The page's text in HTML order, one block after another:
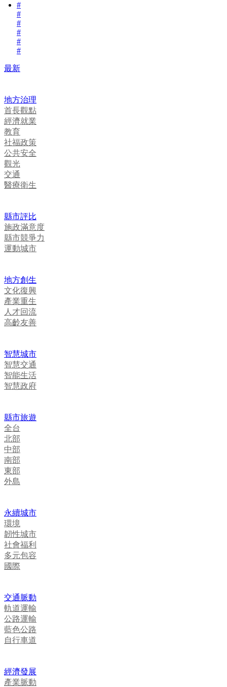
#
#
#
#
#
#
最新
地方治理
首長觀點
經濟就業
教育
社福政策
公共安全
觀光
交通
醫療衛生
縣市評比
施政滿意度
縣市競爭力
運動城市
地方創生
文化復興
產業重生
人才回流
高齡友善
智慧城市
智慧交通
智能生活
智慧政府
縣市旅遊
全台
北部
中部
南部
東部
外島
永續城市
環境
韌性城市
社會福利
多元包容
國際
交通脈動
軌道運輸
公路運輸
藍色公路
自行車道
經濟發展
產業脈動